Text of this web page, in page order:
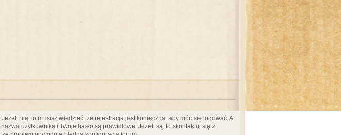
nie, to musisz wiedzieć, że rejestracja jest konieczna, aby móc się logować. A
użytkownika i Twoje hasło są prawidłowe. Jeżeli są, to skontaktuj się z